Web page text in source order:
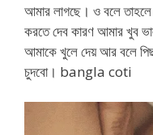
আমার লাগছে। ও বলে
করতে দেব কারণ আমার খুব
আমাকে খুলে দেয় আর বলে
চুদবো। bangla coti